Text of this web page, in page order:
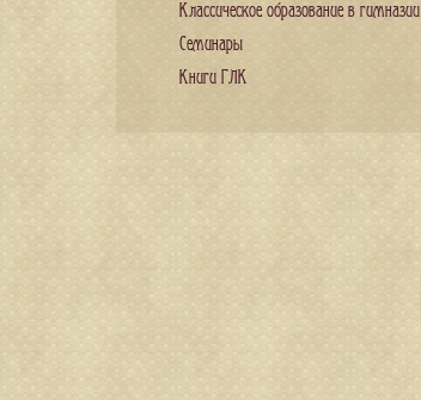
Классическое образование в гимназии
Семинары
Книги ГЛК